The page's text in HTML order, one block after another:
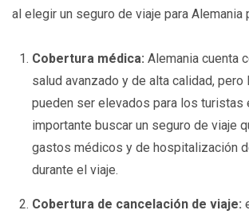
al elegir un seguro de viaje para Alemania
Cobertura médica: Alemania cuenta
salud avanzado y de alta calidad,
pueden ser elevados para los turistas
importante buscar un seguro de viaje
gastos médicos y de hospitalización
durante el viaje.
Cobertura de cancelación de viaje: